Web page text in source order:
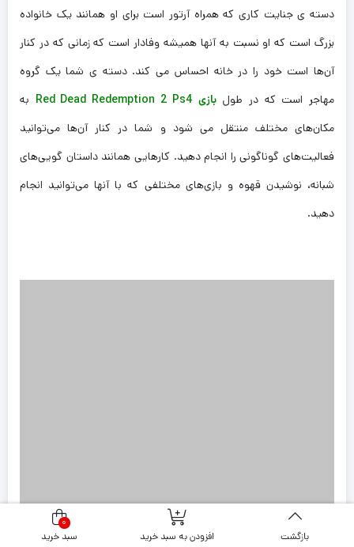
دسته ی جنایت کاری که همراه آرتور است برای او همانند یک خانواده
بزرگ است که او نسبت به آنها همیشه وفادار است که زمانی که در کنار
آن‌ها است خود را در خانه احساس می کند. دسته ی شما یک گروه
مهاجر است که در طولبازی Red Dead Redemption 2 Ps4
به
مکان‌های مختلف منتقل می شود و شما در کنار آن‌ها می‌توانید
فعالیت‌های گوناگونی را انجام دهید. کارهایی همانند داستان گویی‌های
شبانه، نوشیدن قهوه و بازی‌های مختلفی که با آنها می‌توانید انجام
دهید.
بازگشت افزودن به سبد خرید
0
سبد خرید